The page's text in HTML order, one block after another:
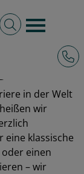
Burger
Volltextsuche
in der Welt
wir
eine klassische
einen
– wir